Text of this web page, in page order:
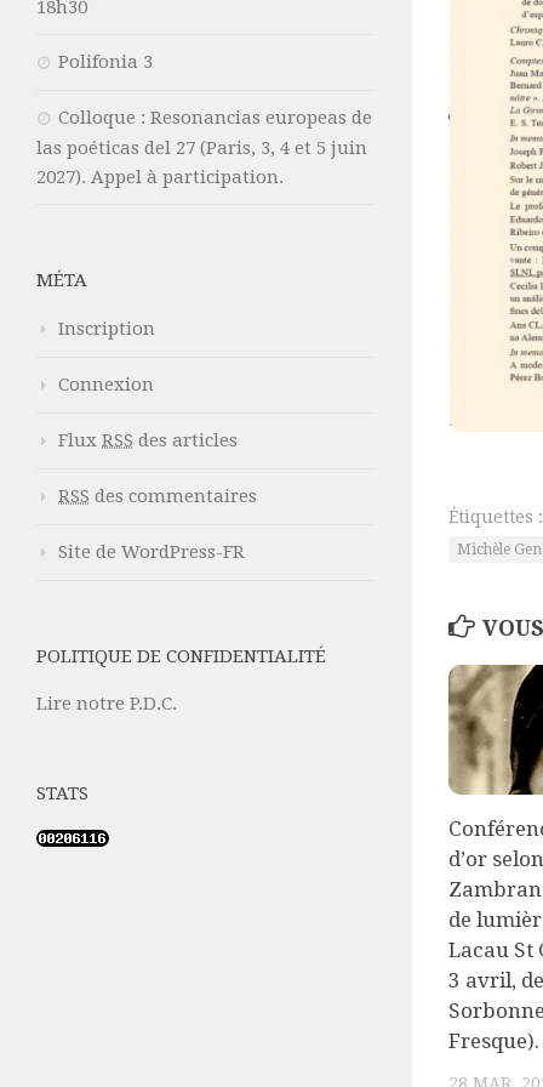
Étiquettes :
Michèle
d’or
de
Lacau St
3 avril,
Fresque).
28 MAR,
18h30
Polifonia 3
Colloque : Resonancias europeas de
las poéticas del 27 (Paris, 3, 4 et 5 juin
2027). Appel à participation.
MÉTA
Inscription
Connexion
Flux RSS des articles
RSS des commentaires
Site de WordPress-FR
POLITIQUE DE CONFIDENTIALITÉ
Lire notre P.D.C.
STATS